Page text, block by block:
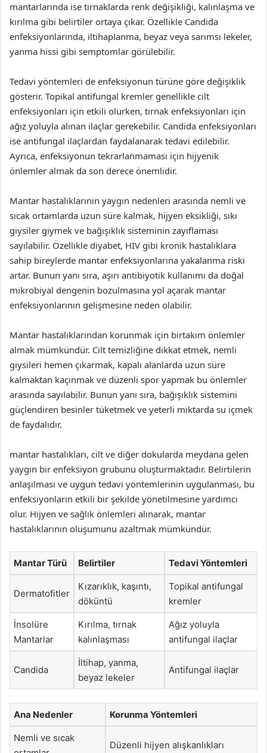
mantarlarında ise tırnaklarda renk değişikliği, kalınlaşma ve
kırılma gibi belirtiler ortaya çıkar. Özellikle Candida
enfeksiyonlarında, iltihaplanma, beyaz veya sarımsı lekeler,
yanma hissi gibi semptomlar görülebilir.
Tedavi yöntemleri de enfeksiyonun türüne göre değişiklik
gösterir. Topikal antifungal kremler genellikle cilt
enfeksiyonları için etkili olurken, tırnak enfeksiyonları için
ağız yoluyla alınan ilaçlar gerekebilir. Candida enfeksiyonları
ise antifungal ilaçlardan faydalanarak tedavi edilebilir.
Ayrıca, enfeksiyonun tekrarlanmaması için hijyenik
önlemler almak da son derece önemlidir.
Mantar hastalıklarının yaygın nedenleri arasında nemli ve
sıcak ortamlarda uzun süre kalmak, hijyen eksikliği, sıkı
giysiler giymek ve bağışıklık sisteminin zayıflaması
sayılabilir. Özellikle diyabet, HIV gibi kronik hastalıklara
sahip bireylerde mantar enfeksiyonlarına yakalanma riski
artar. Bunun yanı sıra, aşırı antibiyotik kullanımı da doğal
mikrobiyal dengenin bozulmasına yol açarak mantar
enfeksiyonlarının gelişmesine neden olabilir.
Mantar hastalıklarından korunmak için birtakım önlemler
almak mümkündür. Cilt temizliğine dikkat etmek, nemli
giysileri hemen çıkarmak, kapalı alanlarda uzun süre
kalmaktan kaçınmak ve düzenli spor yapmak bu önlemler
arasında sayılabilir. Bunun yanı sıra, bağışıklık sistemini
güçlendiren besinler tüketmek ve yeterli miktarda su içmek
de faydalıdır.
mantar hastalıkları, cilt ve diğer dokularda meydana gelen
yaygın bir enfeksiyon grubunu oluşturmaktadır. Belirtilerin
anlaşılması ve uygun tedavi yöntemlerinin uygulanması, bu
enfeksiyonların etkili bir şekilde yönetilmesine yardımcı
olur. Hijyen ve sağlık önlemleri alınarak, mantar
hastalıklarının oluşumunu azaltmak mümkündür.
Mantar Türü Belirtiler Tedavi Yöntemleri
Dermatofitler
Kızarıklık, kaşıntı,
döküntü
Topikal antifungal
kremler
İnsolüre
Mantarlar
Kırılma, tırnak
kalınlaşması
Ağız yoluyla
antifungal ilaçlar
Candida
İltihap, yanma,
beyaz lekeler
Antifungal ilaçlar
Ana Nedenler Korunma Yöntemleri
Nemli ve sıcak
Düzenli hijyen alışkanlıkları